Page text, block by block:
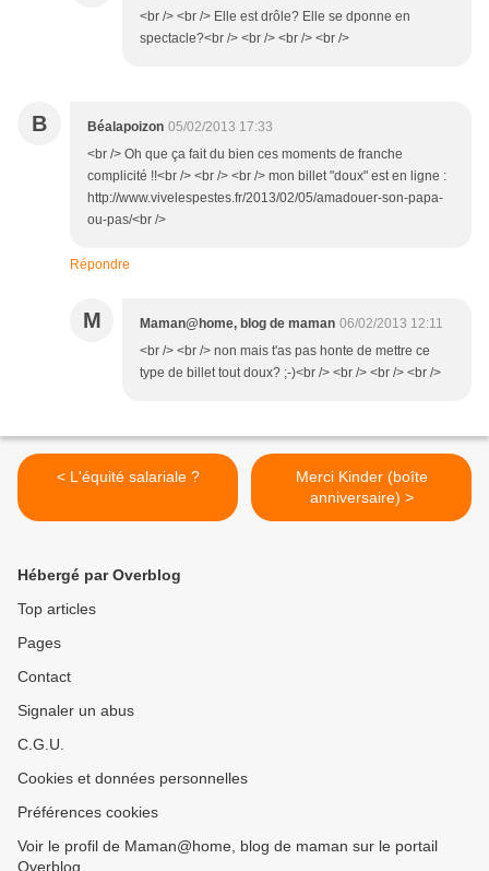
<br /> <br /> Elle est drôle? Elle se dponne en
spectacle?<br /> <br /> <br /> <br />
B Béalapoizon 05/02/2013 17:33
<br /> Oh que ça fait du bien ces moments de franche
complicité !!<br /> <br /> <br /> mon billet "doux" est en ligne :
http://www.vivelespestes.fr/2013/02/05/amadouer-son-papa-
ou-pas/<br />
Répondre
M Maman@home, blog de maman 06/02/2013 12:11
<br /> <br /> non mais t'as pas honte de mettre ce
type de billet tout doux? ;-)<br /> <br /> <br /> <br />
< L'équité salariale ?
Merci Kinder (boîte
anniversaire) >
Hébergé par Overblog
Top articles
Pages
Contact
Signaler un abus
C.G.U.
Cookies et données personnelles
Préférences cookies
Voir le profil de Maman@home, blog de maman sur le portail
Overblog